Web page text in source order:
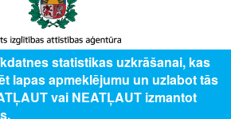
aģentūra, publicētā satura visas tiesības
aizsargātas.
statistikas uzkrāšanai, kas
lapas apmeklējumu un uzlabot tās
vai NEATĻAUT izmantot